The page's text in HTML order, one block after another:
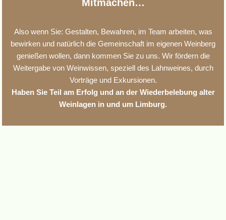
Mitmachen…
Also wenn Sie: Gestalten, Bewahren, im Team arbeiten, was
bewirken und natürlich die Gemeinschaft im eigenen Weinberg
genießen wollen, dann kommen Sie zu uns. Wir fördern die
Weitergabe von Weinwissen, speziell des Lahnweines, durch
Vorträge und Exkursionen.
Haben Sie Teil am Erfolg und an der Wiederbelebung alter
Weinlagen in und um Limburg.